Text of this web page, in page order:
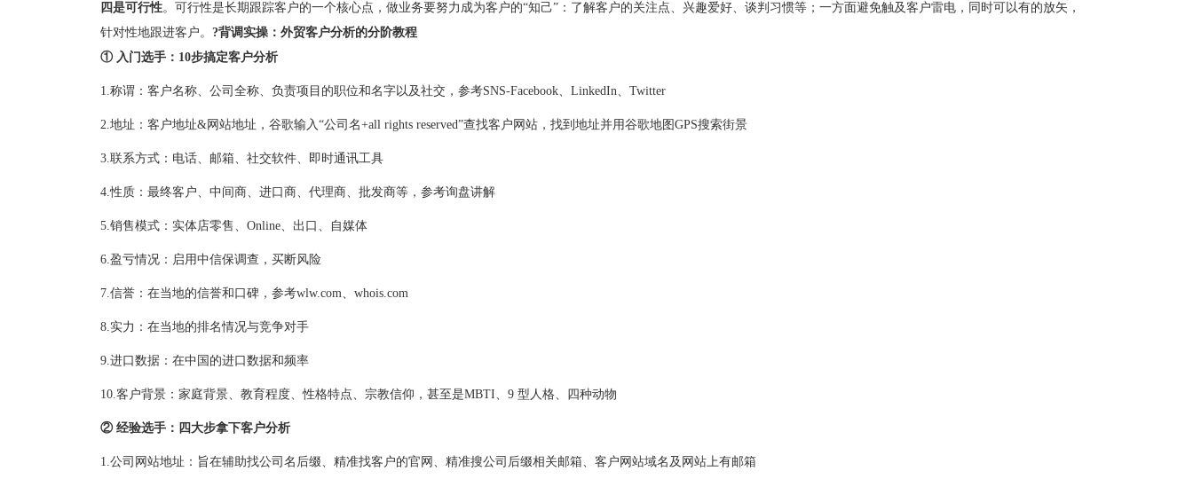
四是可行性。可行性是长期跟踪客户的一个核心点，做业务要努力成为客户的“知己”：了解客户的关注点、兴趣爱好、谈判习惯等；一方面避免触及客户雷电，同时可以有的放矢，
针对性地跟进客户。?背调实操：外贸客户分析的分阶教程
① 入门选手：10步搞定客户分析
1.称谓：客户名称、公司全称、负责项目的职位和名字以及社交，参考SNS-Facebook、LinkedIn、Twitter
2.地址：客户地址&网站地址，谷歌输入“公司名+all rights reserved”查找客户网站，找到地址并用谷歌地图GPS搜索街景
3.联系方式：电话、邮箱、社交软件、即时通讯工具
4.性质：最终客户、中间商、进口商、代理商、批发商等，参考询盘讲解
5.销售模式：实体店零售、Online、出口、自媒体
6.盈亏情况：启用中信保调查，买断风险
7.信誉：在当地的信誉和口碑，参考wlw.com、whois.com
8.实力：在当地的排名情况与竞争对手
9.进口数据：在中国的进口数据和频率
10.客户背景：家庭背景、教育程度、性格特点、宗教信仰，甚至是MBTI、9 型人格、四种动物
② 经验选手：四大步拿下客户分析
1.公司网站地址：旨在辅助找公司名后缀、精准找客户的官网、精准搜公司后缀相关邮箱、客户网站域名及网站上有邮箱